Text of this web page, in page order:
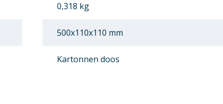
0,318 kg
500x110x110 mm
Kartonnen doos